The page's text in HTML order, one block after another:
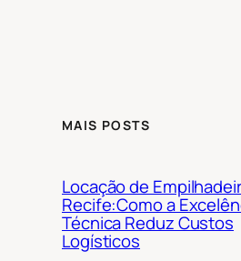
MAIS POSTS
Locação de
Recife:Como a
Técnica Reduz Custos
Logísticos